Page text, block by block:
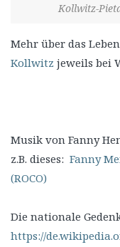
Kollwitz-
Mehr über das
Kollwitz jeweils bei
Musik von Fanny
z.B. dieses: Fanny
(ROCO)
Die nationale
https://